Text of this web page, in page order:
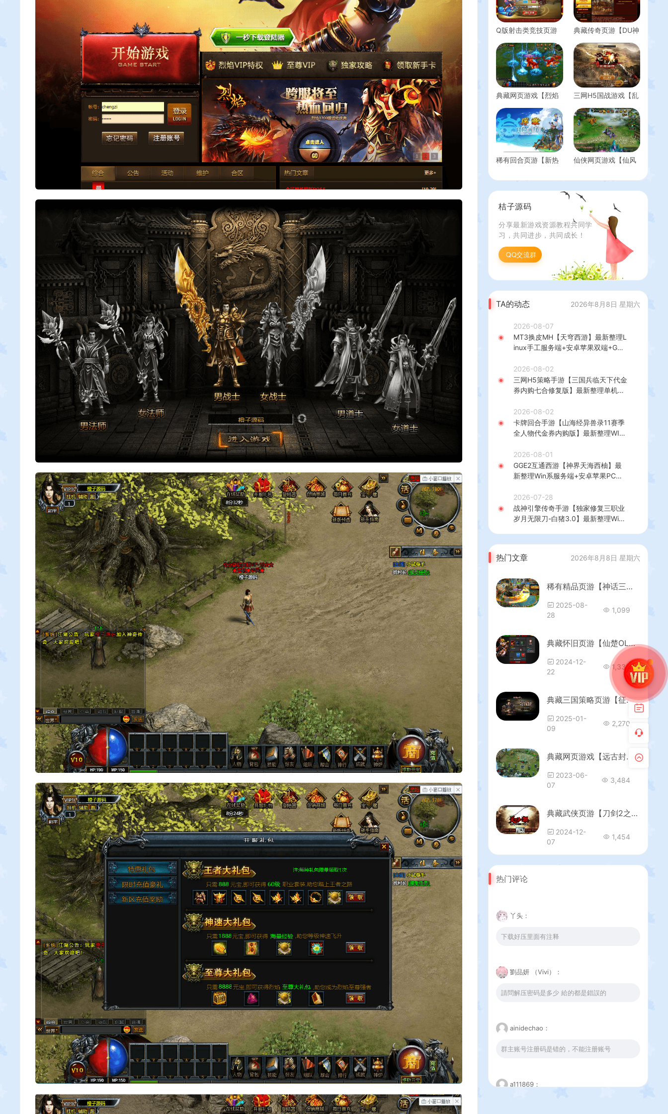
Q版射击类竞技页游
章版】最新整理单机
一键即玩镜像端
+WIN系半手工服务
端+GM后台+详细搭
建教程+视频教程
典藏传奇页游【DU神
系服务端+详细外网
搭建教程
典藏网页游戏【烈焰
新整理Win系服务端
+GM工具+详细搭建
教程+外网教程
三网H5国战游戏【乱
最新整理一键即玩镜
像服务端+Linux手工
服务端+GM授权后台
+详细搭建教程
稀有回合页游【新热
新整理单机一键即玩
镜像端+Linux手工服
品ID+详细外网搭建
教程
仙侠网页游戏【仙风
系服务端+GM工具
+详细搭建教程+外网
教程
桔子源码
分享最新游戏资源教程共同学
习，共同进步，共同成长！
QQ交流群
TA的动态 2026年8月8日 星期六
2026-08-07
MT3换皮MH【天穹西游】最新整理L
inux手工服务端+安卓苹果双端+GM
教程
2026-08-02
三网H5策略手游【三国兵临天下代金
券内购七合修复版】最新整理单机一
理后台+GM授权后台+简易安卓客户
端+详细搭建教程+视频教程
2026-08-02
卡牌回合手游【山海经异兽录11赛季
全人物代金券内购版】最新整理WIN
+热更修改工具+安卓+详细搭建教程
2026-08-01
GGE2互通西游【神界天海西柚】最
新整理Win系服务端+安卓苹果PC三
建教程
2026-07-28
战神引擎传奇手游【独家修复三职业
岁月无限刀-白猪3.0】最新整理Win
热门文章 2026年8月8日 星期六
稀有精品页游【神话三国之神魔乱舞】最新整理Win一键服务端+货币充值教程+假人播报+详细外网搭建教程
2025-08-
28
1,099
典藏怀旧页游【仙楚OL】最新整理WIN系服务端+管理后台+详细搭建教程
2024-12-
22
1,336
典藏三国策略页游【征战四方2】最新整理WIN系服务端+详细搭建教程+货币修改教程
2025-01-
09
2,270
典藏网页游戏【远古封神之远古战纪】最新整理WIN系外网一键服务端+GM工具+详细搭建教程
2023-06-
07
3,484
典藏武侠页游【刀剑2之论剑天下】最新整理Win系服务端+GM工具+详细搭建教程
2024-12-
07
1,454
热门评论
丫头：
下载好压里面有注释
劉品妍 （Vivi）：
請問解压密码是多少 給的都是錯誤的
ainidechao：
群主账号注册码是错的，不能注册账号
a111869：